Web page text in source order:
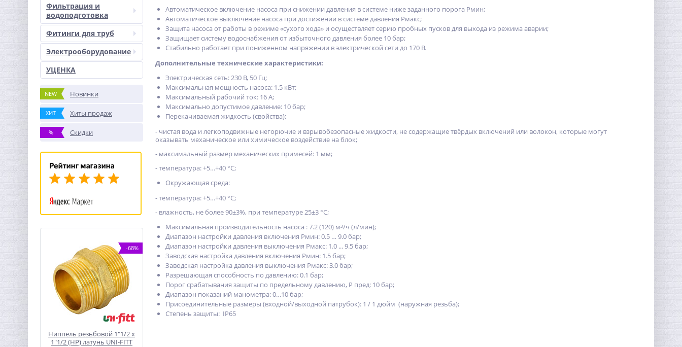
Фильтрация и
водоподготовка
Фитинги для труб
Электрооборудование
УЦЕНКА
NEW Новинки
ХИТ Хиты продаж
% Скидки
-68%
Ниппель резьбовой 1"1/2 x
1"1/2 (НР) латунь UNI-FITT
Автоматическое включение насоса при снижении давления в системе ниже заданного порога Рмин;
Автоматическое выключение насоса при достижении в системе давления Рмакс;
Защита насоса от работы в режиме «сухого хода» и осуществляет серию пробных пусков для выхода из режима аварии;
Защищает систему водоснабжения от избыточного давления более 10 бар;
Стабильно работает при пониженном напряжении в электрической сети до 170 В.
Дополнительные технические характеристики:
Электрическая сеть: 230 В, 50 Гц;
Максимальная мощность насоса: 1.5 кВт;
Максимальный рабочий ток: 16 А;
Максимально допустимое давление: 10 бар;
Перекачиваемая жидкость (свойства):
- чистая вода и легкоподвижные негорючие и взрывобезопасные жидкости, не содержащие твёрдых включений или волокон, которые могут
оказывать механическое или химическое воздействие на блок;
- максимальный размер механических примесей: 1 мм;
- температура: +5…+40 °С;
Окружающая среда:
- температура: +5…+40 °С;
- влажность, не более 90±3%, при температуре 25±3 °С;
Максимальная производительность насоса : 7.2 (120) м³/ч (л/мин);
Диапазон настройки давления включения Рмин: 0.5 … 9.0 бар;
Диапазон настройки давления выключения Рмакс: 1.0 ... 9.5 бар;
Заводская настройка давления включения Рмин: 1.5 бар;
Заводская настройка давления выключения Рмакс: 3.0 бар;
Разрешающая способность по давлению: 0.1 бар;
Порог срабатывания защиты по предельному давлению, Р пред: 10 бар;
Диапазон показаний манометра: 0…10 бар;
Присоединительные размеры (входной/выходной патрубок): 1 / 1 дюйм (наружная резьба);
Степень защиты: IP65